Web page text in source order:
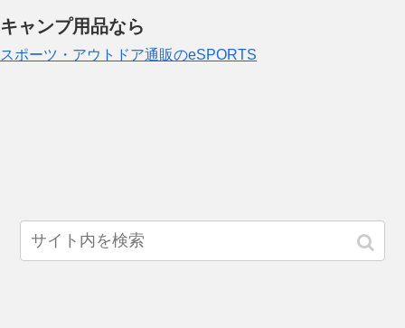
キャンプ用品なら
スポーツ・アウトドア通販のeSPORTS